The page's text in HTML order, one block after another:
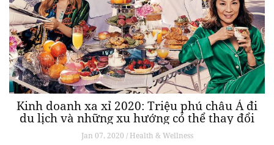
Kinh doanh xa xỉ 2020: Triệu phú châu Á đi
du lịch và những xu hướng có thể thay đổi
ngành du lịch thượng lưu
Jan 07, 2020 / Health & Wellness